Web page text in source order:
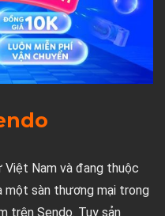
Nam và đang thuộc
một sàn thương mại trong
trên Sendo. Tuy sản